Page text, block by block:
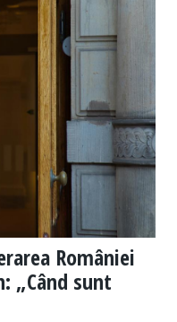
României
„Când sunt